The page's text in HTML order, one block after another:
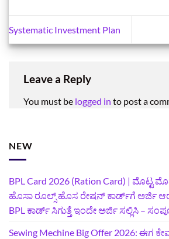
Systematic Investment Plan
Leave a Reply
You must be logged in to post a
NEW
BPL Card 2026 (Ration Card) | ಮೊಟ್ಟ
ಹೊಸಾ ರೂಲ್ಸ್ ಹೊಸ ರೇಷನ್ ಕಾರ್ಡ್‌ಗೆ ಅರ್ಜಿ
BPL ಕಾರ್ಡ್ ಸಿಗುತ್ತೆ ಇಂದೇ ಅರ್ಜಿ ಸಲ್ಲಿಸಿ –
Sewing Mechine Big Offer 2026: ಈಗ